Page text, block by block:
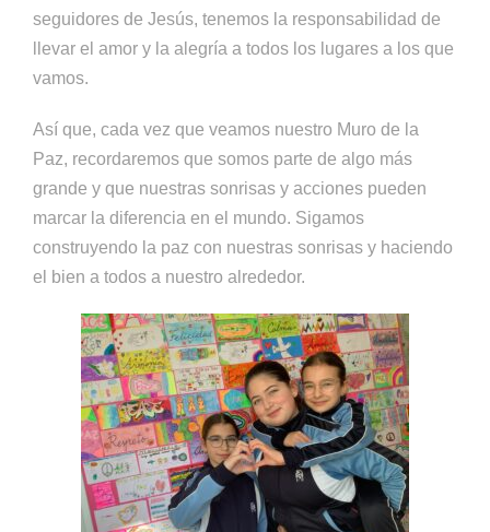
seguidores de Jesús, tenemos la responsabilidad de
llevar el amor y la alegría a todos los lugares a los que
vamos.
Así que, cada vez que veamos nuestro Muro de la
Paz, recordaremos que somos parte de algo más
grande y que nuestras sonrisas y acciones pueden
marcar la diferencia en el mundo. Sigamos
construyendo la paz con nuestras sonrisas y haciendo
el bien a todos a nuestro alrededor.